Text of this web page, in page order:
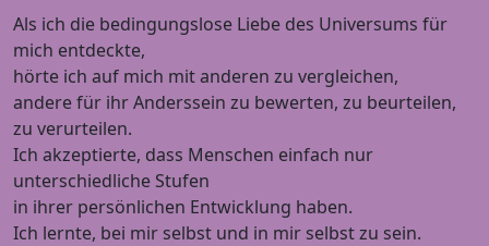
Als ich die bedingungslose Liebe des Universums für
mich entdeckte,
hörte ich auf mich mit anderen zu vergleichen,
andere für ihr Anderssein zu bewerten, zu beurteilen,
zu verurteilen.
Ich akzeptierte, dass Menschen einfach nur
unterschiedliche Stufen
in ihrer persönlichen Entwicklung haben.
Ich lernte, bei mir selbst und in mir selbst zu sein.